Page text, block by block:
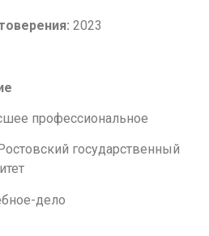
2023
профессиональное
Ростовский государственный
дело